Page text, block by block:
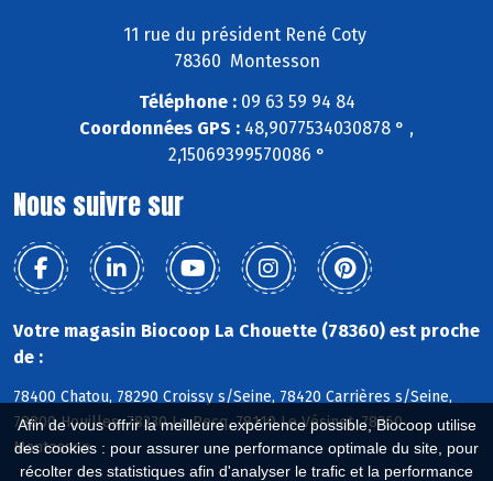
Afin de vous offrir la meilleure expérience possible, Biocoop utilise
des cookies : pour assurer une performance optimale du site, pour
récolter des statistiques afin d'analyser le trafic et la performance
11 rue du président René Coty
78360 Montesson
Téléphone :09 63 59 94 84
Coordonnées GPS : 48,9077534030878 ° ,
2,15069399570086 °
Nous suivre sur
Votre magasin Biocoop La Chouette (78360) est proche
de :
78400 Chatou, 78290 Croissy s/Seine, 78420 Carrières s/Seine,
78800 Houilles, 78230 Le Pecq, 78110 Le Vésinet, 78360
Montesson